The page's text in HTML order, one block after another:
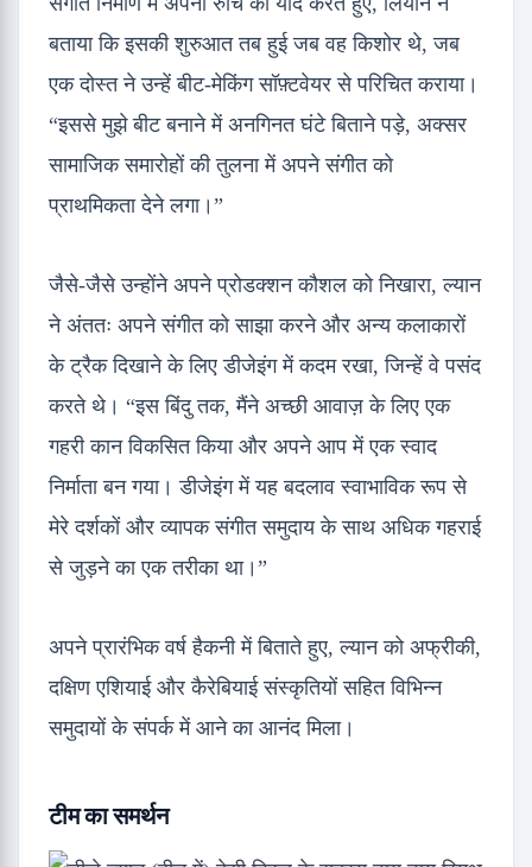
बताया कि इसकी शुरुआत तब हुई जब वह किशोर थे, जब
एक दोस्त ने उन्हें बीट-मेकिंग सॉफ़्टवेयर से परिचित कराया।
“इससे मुझे बीट बनाने में अनगिनत घंटे बिताने पड़े, अक्सर
सामाजिक समारोहों की तुलना में अपने संगीत को
प्राथमिकता देने लगा।”
जैसे-जैसे उन्होंने अपने प्रोडक्शन कौशल को निखारा, ल्यान
ने अंततः अपने संगीत को साझा करने और अन्य कलाकारों
के ट्रैक दिखाने के लिए डीजेइंग में कदम रखा, जिन्हें वे पसंद
करते थे। “इस बिंदु तक, मैंने अच्छी आवाज़ के लिए एक
गहरी कान विकसित किया और अपने आप में एक स्वाद
निर्माता बन गया। डीजेइंग में यह बदलाव स्वाभाविक रूप से
मेरे दर्शकों और व्यापक संगीत समुदाय के साथ अधिक गहराई
से जुड़ने का एक तरीका था।”
अपने प्रारंभिक वर्ष हैकनी में बिताते हुए, ल्यान को अफ्रीकी,
दक्षिण एशियाई और कैरेबियाई संस्कृतियों सहित विभिन्न
समुदायों के संपर्क में आने का आनंद मिला।
टीम का समर्थन